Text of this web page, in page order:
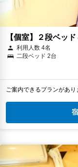
【個室】２段ベッ
利用人数 4名
二段ベッド 2台
ご案内できるプランがあ